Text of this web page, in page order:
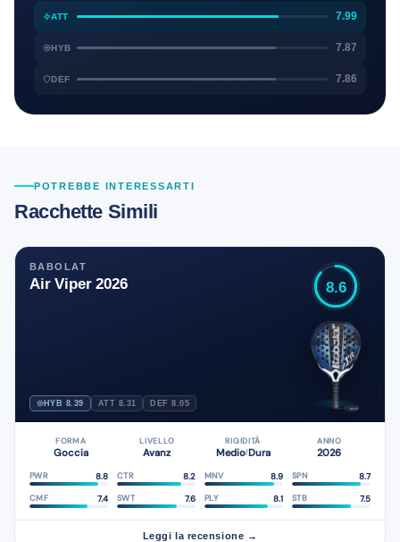
ATT 7.99
HYB 7.87
DEF 7.86
POTREBBE INTERESSARTI
Racchette Simili
BABOLAT
Air Viper 2026
HYB 8.39 ATT 8.31 DEF 8.05
8.6
FORMA
Goccia
LIVELLO
Avanz
RIGIDITÀ
Medio/Dura
ANNO
2026
PWR 8.8 CTR 8.2 MNV 8.9 SPN 8.7
CMF 7.4 SWT 7.6 PLY 8.1 STB 7.5
Leggi la recensione →